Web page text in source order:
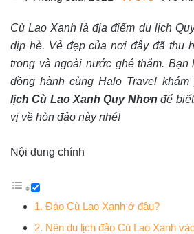
Cù Lao Xanh là địa điểm du lịch
dịp hè. Vẻ đẹp của nơi đây đã thu
trong và ngoài nước ghé thăm. Bạn
đồng hành cùng Halo Travel khám
lịch Cù Lao Xanh Quy Nhơn để
vị về hòn đảo này nhé!
Nội dung chính
1. Đảo Cù Lao Xanh ở đâu?
2. Nên du lịch đảo Cù Lao Xanh